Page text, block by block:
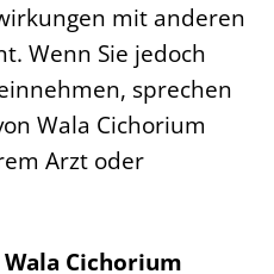
mit anderen
Wenn Sie jedoch
sprechen
Wala Cichorium
Arzt oder
Cichorium